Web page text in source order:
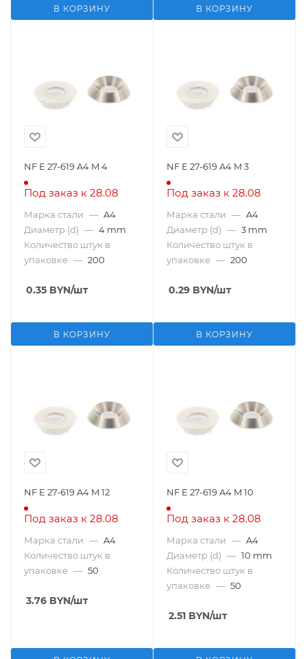
В КОРЗИНУ В КОРЗИНУ
NF E 27-619 A4 M 4
Под заказ к 28.08
Марка стали — A4
Диаметр (d) — 4 mm
Количество штук в
упаковке — 200
0.35 BYN/шт
В КОРЗИНУ
NF E 27-619 A4 M 3
Под заказ к 28.08
Марка стали — A4
Диаметр (d) — 3 mm
Количество штук в
упаковке — 200
0.29 BYN/шт
В КОРЗИНУ
NF E 27-619 A4 M 12
Под заказ к 28.08
Марка стали — A4
Количество штук в
упаковке — 50
3.76 BYN/шт
NF E 27-619 A4 M 10
Под заказ к 28.08
Марка стали — A4
Диаметр (d) — 10 mm
Количество штук в
упаковке — 50
2.51 BYN/шт